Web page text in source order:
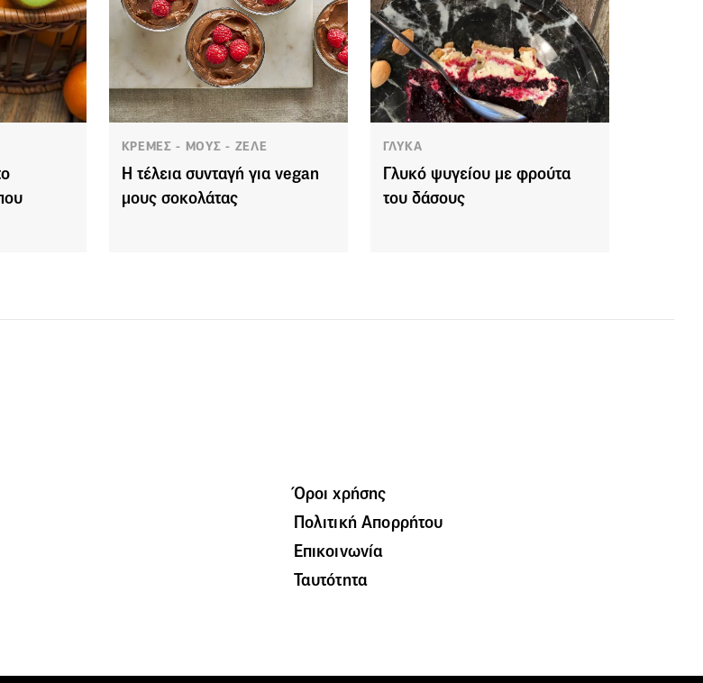
ΚΡΕΜΕΣ - ΜΟΥΣ - ΖΕΛΕ
Η τέλεια συνταγή για vegan
μους σοκολάτας
ΓΛΥΚΑ
Γλυκό ψυγείου με φρούτα
του δάσους
Όροι χρήσης
Πολιτική Απορρήτου
Επικοινωνία
Ταυτότητα